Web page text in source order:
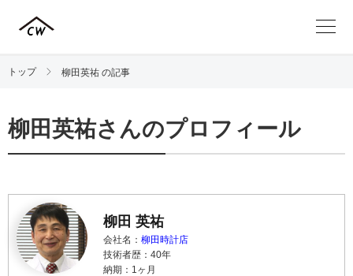
トップ 柳田英祐 の記事
柳田英祐さんのプロフィール
柳田 英祐
会社名： 柳田時計店
技術者歴：40年
納期：1ヶ月